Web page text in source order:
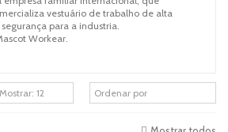
vestuário de trabalho de alta
para a industria.
Workear.